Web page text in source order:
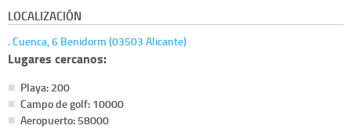
LOCALIZACIÓN
. Cuenca, 6 Benidorm (03503 Alicante)
Lugares cercanos:
Playa: 200
Campo de golf: 10000
Aeropuerto: 58000